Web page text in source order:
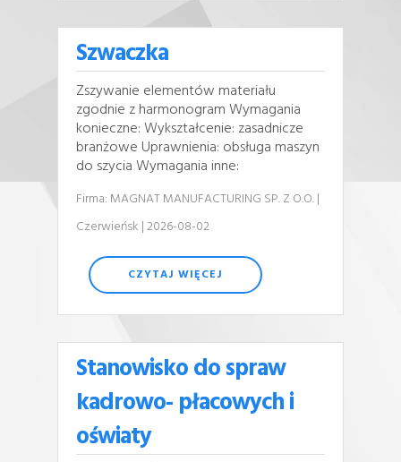
Szwaczka
Zszywanie elementów materiału
zgodnie z harmonogram Wymagania
konieczne: Wykształcenie: zasadnicze
branżowe Uprawnienia: obsługa maszyn
do szycia Wymagania inne:
Firma: MAGNAT MANUFACTURING SP. Z O.O.|
Czerwieńsk | 2026-08-02
CZYTAJ WIĘCEJ
Stanowisko do spraw
kadrowo- płacowych i
oświaty